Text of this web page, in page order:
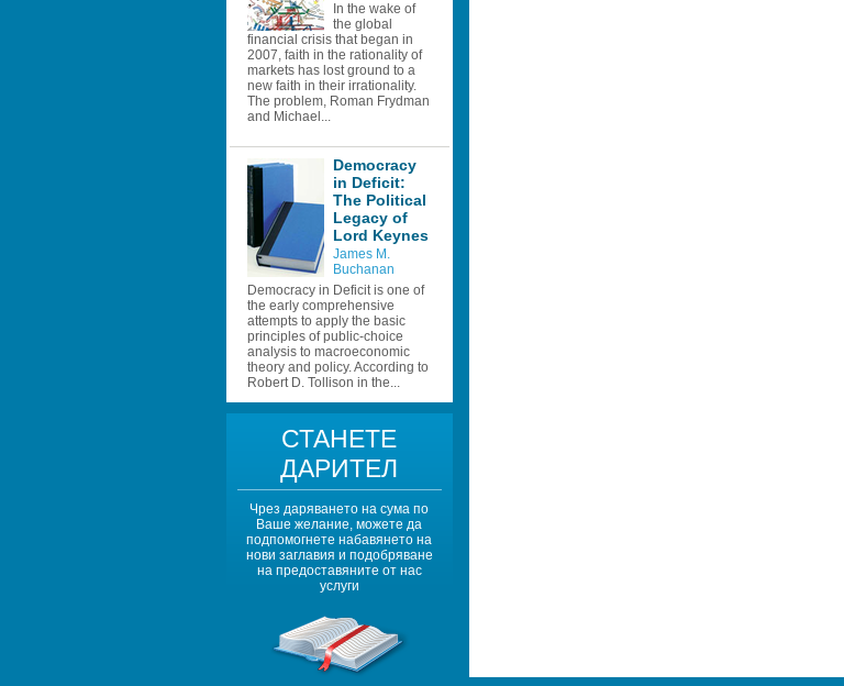
In the wake of
the global
financial crisis that began in
2007, faith in the rationality of
markets has lost ground to a
new faith in their irrationality.
The problem, Roman Frydman
and Michael...
Democracy
in Deficit:
The Political
Legacy of
Lord Keynes
James M.
Buchanan
Democracy in Deficit is one of
the early comprehensive
attempts to apply the basic
principles of public-choice
analysis to macroeconomic
theory and policy. According to
Robert D. Tollison in the...
СТАНЕТЕ
ДАРИТЕЛ
Чрез даряването на сума по
Ваше желание, можете да
подпомогнете набавянето на
нови заглавия и подобряване
на предоставяните от нас
услуги